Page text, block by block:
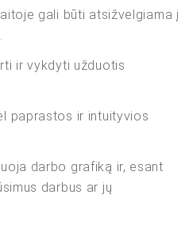
gali būti atsižvelgiama į
ir vykdyti užduotis
paprastos ir intuityvios
darbo grafiką ir, esant
darbus ar jų